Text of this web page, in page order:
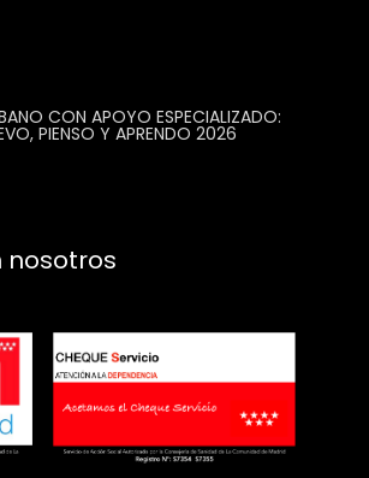
CON APOYO ESPECIALIZADO:
PIENSO Y APRENDO 2026
nosotros